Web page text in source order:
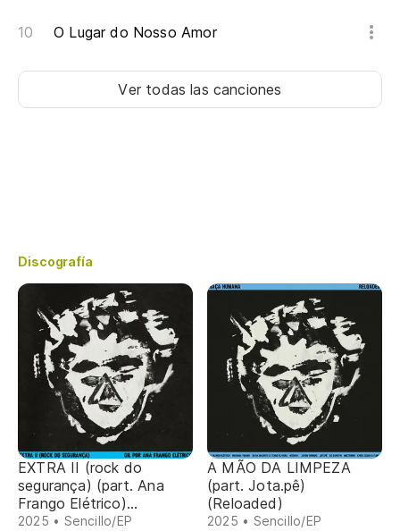
O Lugar do Nosso Amor
Ver todas las canciones
Discografía
EXTRA II (rock do
segurança) (part. Ana
Frango Elétrico)
(Reloaded)
2025 • Sencillo/EP
A MÃO DA LIMPEZA
(part. Jota.pê)
(Reloaded)
2025 • Sencillo/EP